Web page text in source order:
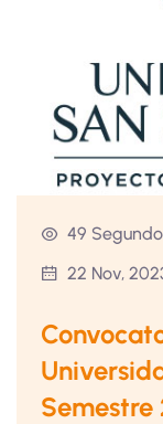
49
22 Nov,
Semestre